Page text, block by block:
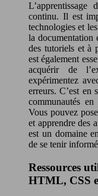
continu. Il est
technologies et
la documentation
des tutoriels et à
est également
acquérir de
expérimentez
erreurs. C’est en
communautés
Vous pouvez
et apprendre des
est un domaine
de se tenir
Ressources
HTML, CSS